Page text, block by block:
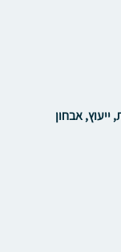
ייעוץ, אבחון